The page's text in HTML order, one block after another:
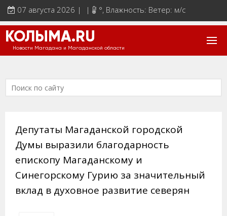
07 августа 2026 | | °, Влажность: Ветер: м/с
КОЛЫМА.RU
Новости Магадана и Магаданской области
Депутаты Магаданской городской
Думы выразили благодарность
епископу Магаданскому и
Синегорскому Гурию за значительный
вклад в духовное развитие северян